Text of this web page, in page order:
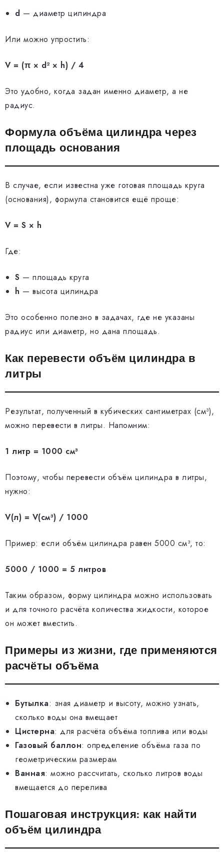
d — диаметр цилиндра
Или можно упростить:
V = (π × d² × h) / 4
Это удобно, когда задан именно диаметр, а не
радиус.
Формула объёма цилиндра через
площадь основания
В случае, если известна уже готовая площадь круга
(основания), формула становится ещё проще:
V = S × h
Где:
S — площадь круга
h — высота цилиндра
Это особенно полезно в задачах, где не указаны
радиус или диаметр, но дана площадь.
Как перевести объём цилиндра в
литры
Результат, полученный в кубических сантиметрах (см³),
можно перевести в литры. Напомним:
1 литр = 1000 см³
Поэтому, чтобы перевести объём цилиндра в литры,
нужно:
V(л) = V(см³) / 1000
Пример: если объём цилиндра равен 5000 см³, то:
5000 / 1000 = 5 литров
Таким образом, форму цилиндра можно использовать
и для точного расчёта количества жидкости, которое
он может вместить.
Примеры из жизни, где применяются
расчёты объёма
Бутылка: зная диаметр и высоту, можно узнать,
сколько воды она вмещает
Цистерна: для расчёта объёма топлива или воды
Газовый баллон: определение объёма газа по
геометрическим размерам
Ванная: можно рассчитать, сколько литров воды
вмещается до перелива
Пошаговая инструкция: как найти
объём цилиндра